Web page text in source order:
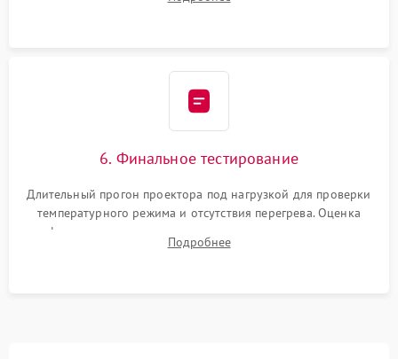
шлейфов, установка датчиков и закрытие корпуса
6. Финальное тестирование
Длительный прогон проектора под нагрузкой для проверки
температурного режима и отсутствия перегрева. Оценка
фокуса, контрастности и цветопередачи на тестовых
таблицах. Проверка работы всех видеовходов и кнопок
Подробнее